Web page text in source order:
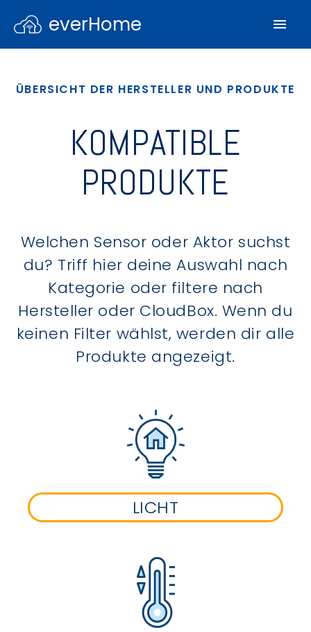
everHome
ÜBERSICHT DER HERSTELLER UND PRODUKTE
KOMPATIBLE
PRODUKTE
Welchen Sensor oder Aktor suchst
du? Triff hier deine Auswahl nach
Kategorie oder filtere nach
Hersteller oder CloudBox. Wenn du
keinen Filter wählst, werden dir alle
Produkte angezeigt.
LICHT